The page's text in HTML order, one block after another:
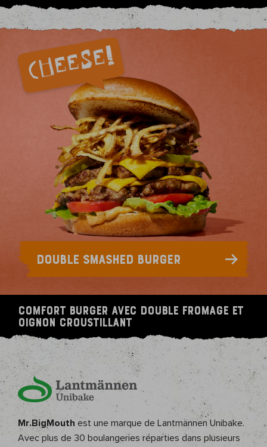
DOUBLE SMASHED BURGER
Comfort burger avec double fromage et
oignon croustillant
Mr.BigMouth est une marque de Lantmännen Unibake.
Avec plus de 30 boulangeries réparties dans plusieurs